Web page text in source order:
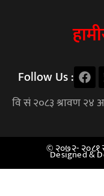
Follow Us :
© २०७२- २०८१
Designed &